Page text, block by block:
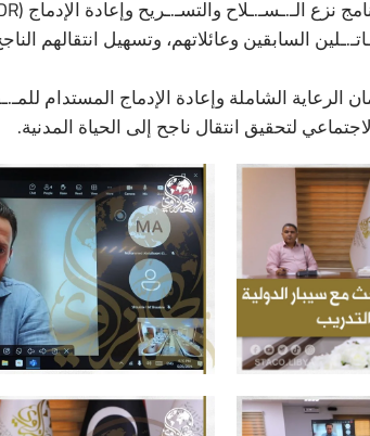
السابقين وعائلاتهم، وتسهيل انتقالهم
الشاملة وإعادة الإدماج المستدام
لتحقيق انتقال ناجح إلى الحياة المدنية.